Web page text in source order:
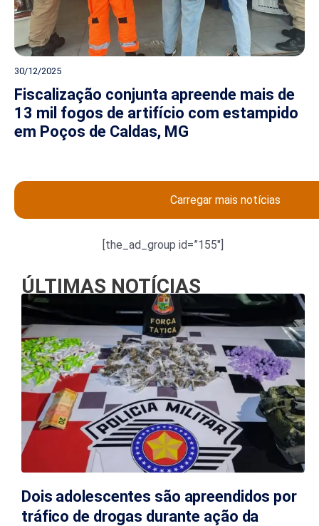
30/12/2025
Fiscalização conjunta apreende mais de
13 mil fogos de artifício com estampido
em Poços de Caldas, MG
Carregar mais notícias
[the_ad_group id=”155″]
ÚLTIMAS NOTÍCIAS
Dois adolescentes são apreendidos por
tráfico de drogas durante ação da